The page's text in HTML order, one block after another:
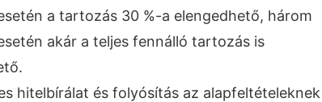
a tartozás 30 %-a elengedhető, három
akár a teljes fennálló tartozás is
hitelbírálat és folyósítás az alapfeltételeknek